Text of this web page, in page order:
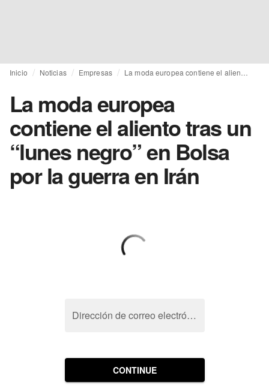
Inicio Noticias Empresas
La moda europea
contiene el aliento tras un
“lunes negro” en Bolsa
por la guerra en Irán
Dirección de correo electrónico
CONTINUE